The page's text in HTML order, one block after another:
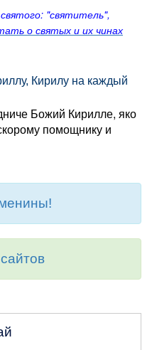
"святитель",
о святых и их чинах
Кирилу на каждый
Божий Кирилле, яко
помощнику и